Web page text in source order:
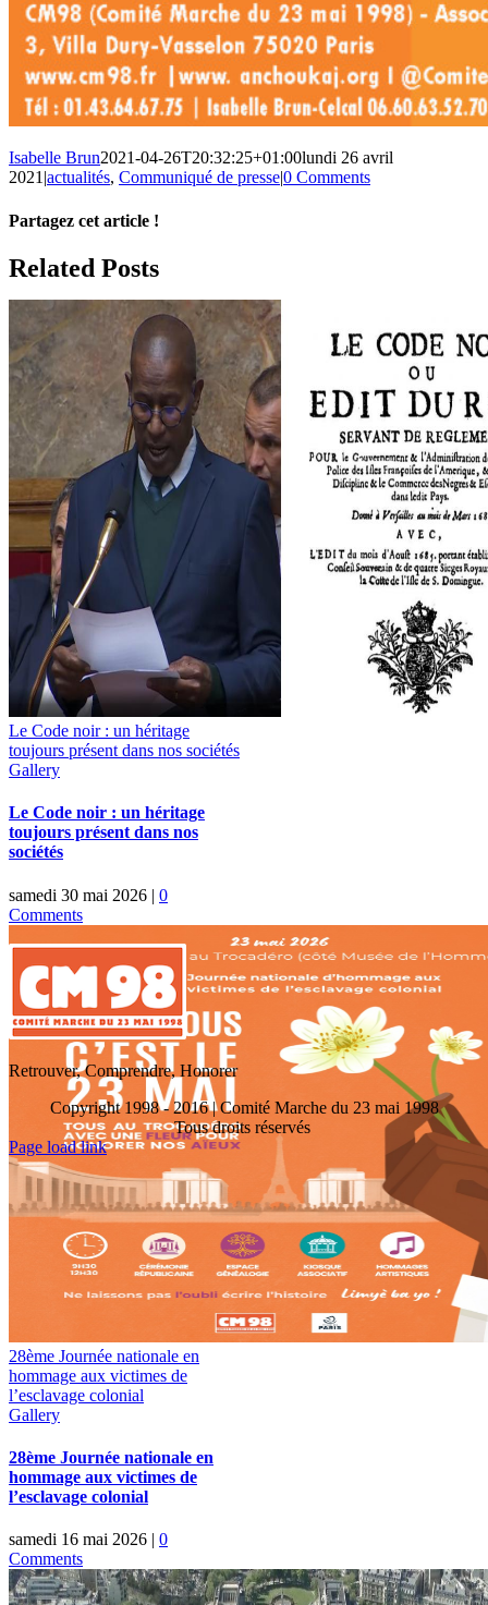
Isabelle Brun2021-04-26T20:32:25+01:00lundi 26 avril
2021|actualités, Communiqué de presse|0 Comments
Partagez cet article !
Facebook
X
Reddit
LinkedIn
WhatsApp
Telegram
Tumblr
Pinterest
Vk
Xing
Email
Related Posts
Le Code noir : un héritage
toujours présent dans nos sociétés
Gallery
Le Code noir : un héritage
toujours présent dans nos
sociétés
samedi 30 mai 2026 | 0
Comments
28ème Journée nationale en
hommage aux victimes de
l’esclavage colonial
Gallery
28ème Journée nationale en
hommage aux victimes de
l’esclavage colonial
samedi 16 mai 2026 | 0
Comments
Retrouver, Comprendre, Honorer
Copyright 1998 - 2016 | Comité Marche du 23 mai 1998
Tous droits réservés
Toggle
Sliding
Area
Page load link
Go
Top